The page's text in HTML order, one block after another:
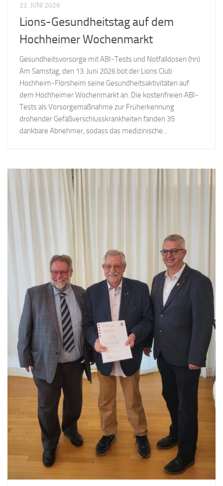
22. JUNI 2026
Lions-Gesundheitstag auf dem
Hochheimer Wochenmarkt
Gesundheitsvorsorge mit ABI-Tests und Notfalldosen (hn)
Am Samstag, den 13. Juni 2026 bot der Lions Club
Hochheim-Flörsheim seine Gesundheitsaktivitäten auf
dem Hochheimer Wochenmarkt an. Die kostenfreien ABI-
Tests als Vorsorgemaßnahme zur Früherkennung
drohender Gefäßverschlusskrankheiten fanden 35
dankbare Abnehmer, sodass das medizinische...